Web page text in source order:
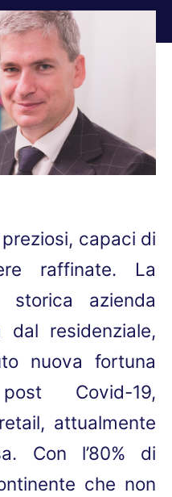
sei qui:
capaci di
raffinate. La
storica azienda
dal residenziale,
nuova fortuna
post Covid-19,
attualmente
Con l’80% di
che non